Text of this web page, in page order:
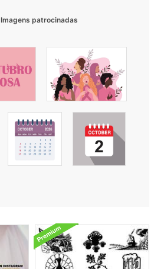
Imagens patrocinadas